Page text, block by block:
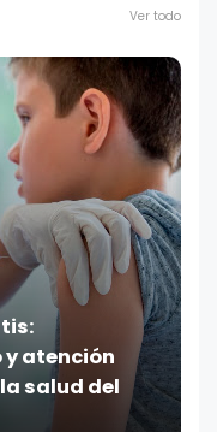
Ver todo
atención
salud del